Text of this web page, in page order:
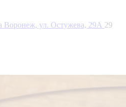
Воронеж, ул. Остужева, 29А 29